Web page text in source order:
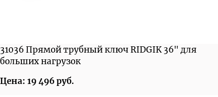
31036 Прямой трубный ключ RIDGIK 36" для
больших нагрузок
Цена: 19 496 руб.